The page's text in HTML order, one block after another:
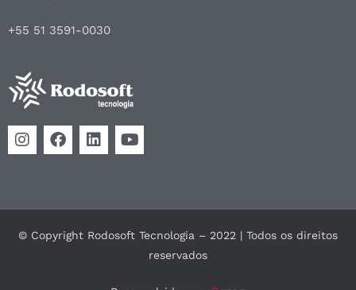
+55 51 3591-0030
© Copyright Rodosoft Tecnologia – 2022 | Todos os direitos
reservados